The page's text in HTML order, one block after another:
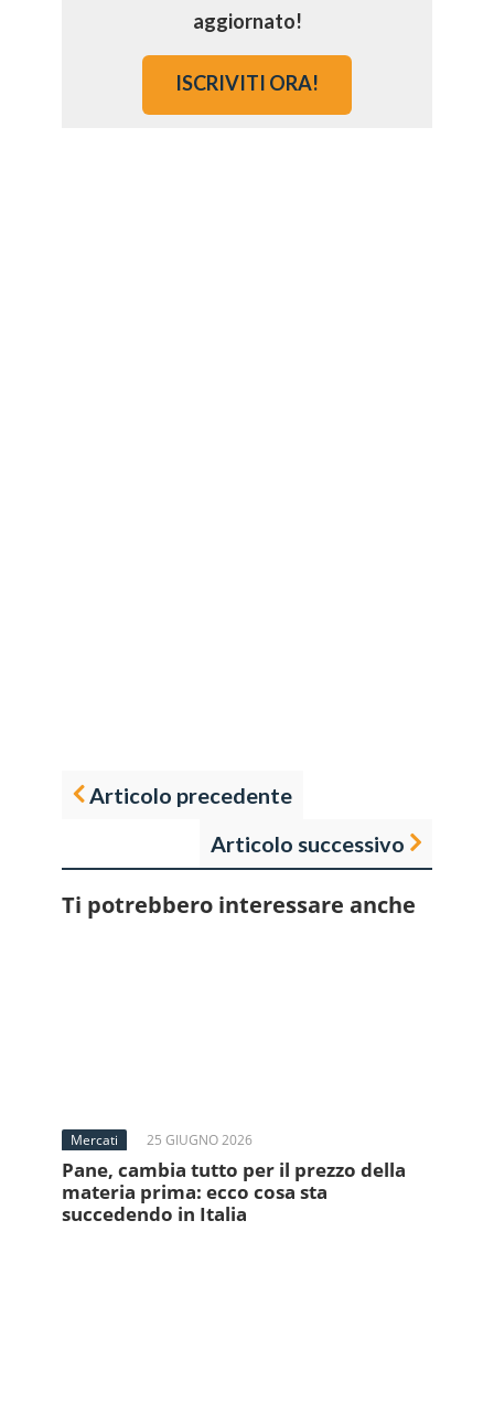
aggiornato!
ISCRIVITI ORA!
Articolo precedente
Articolo successivo
Ti potrebbero interessare anche
Mercati 25 GIUGNO 2026
Pane, cambia tutto per il prezzo della
materia prima: ecco cosa sta
succedendo in Italia